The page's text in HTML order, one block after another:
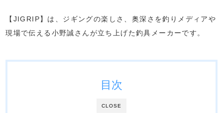
【JIGRIP】は、ジギングの楽しさ、奥深さを釣りメディアや
現場で伝える小野誠さんが立ち上げた釣具メーカーです。
CLOSE
目次